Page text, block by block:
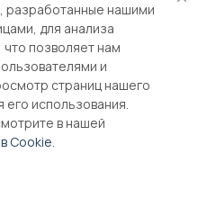
ОГРН 1083810004860
нашими
для анализа
позволяет нам
и
страниц нашего
его использования.
в нашей
Cookie.